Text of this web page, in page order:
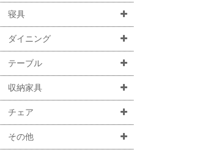
寝具
ダイニング
テーブル
収納家具
チェア
その他